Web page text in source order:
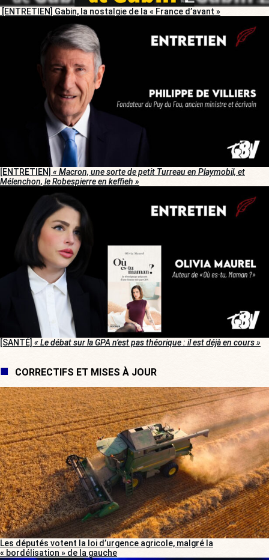
[ENTRETIEN] Gabin, la nostalgie de la « France d’avant »
[ENTRETIEN] « Macron, une sorte de petit Turreau en Playmobil, et
Mélenchon, le Robespierre en keffieh »
[SANTÉ] « Le débat sur la GPA n’est pas théorique : il est déjà en cours »
CORRECTIFS ET MISES À JOUR
Les députés votent la loi d’urgence agricole, malgré la
« bordélisation » de la gauche